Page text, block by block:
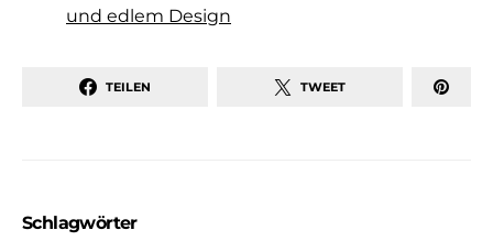
und edlem Design
TEILEN TWEET
Schlagwörter